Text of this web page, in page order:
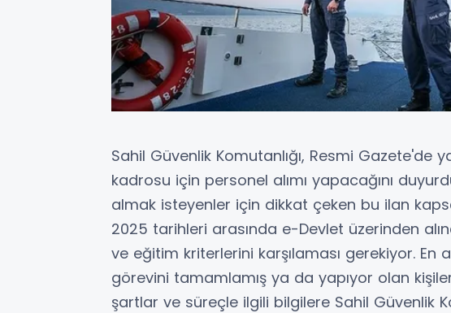
Sahil Güvenlik Komutanlığı, Resmi Gazete'de
kadrosu için personel alımı yapacağını
almak isteyenler için dikkat çeken bu ilan
2025 tarihleri arasında e-Devlet üzerinden
ve eğitim kriterlerini karşılaması gerekiyor. En
görevini tamamlamış ya da yapıyor olan
şartlar ve süreçle ilgili bilgilere Sahil Güvenlik